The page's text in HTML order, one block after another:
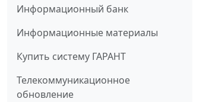
Информационный банк
Информационные материалы
Купить систему ГАРАНТ
Телекоммуникационное
обновление